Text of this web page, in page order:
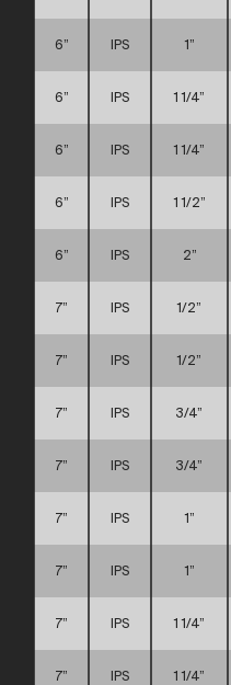
6” IPS 1”
6” IPS 1 1/4”
6” IPS 1 1/4”
6” IPS 1 1/2”
6” IPS 2”
7” IPS 1/2”
7” IPS 1/2”
7” IPS 3/4”
7” IPS 3/4”
7” IPS 1”
7” IPS 1”
7” IPS 1 1/4”
7” IPS 1 1/4”